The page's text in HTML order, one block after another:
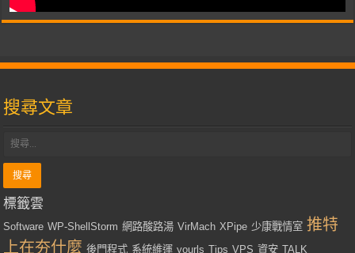
搜尋文章
標籤雲
Software WP-ShellStorm 網路酸路湯 VirMach XPipe 少康戰情室 推特
上在夯什麼 後門程式 系統維運 yourls Tips VPS 資安 TALK